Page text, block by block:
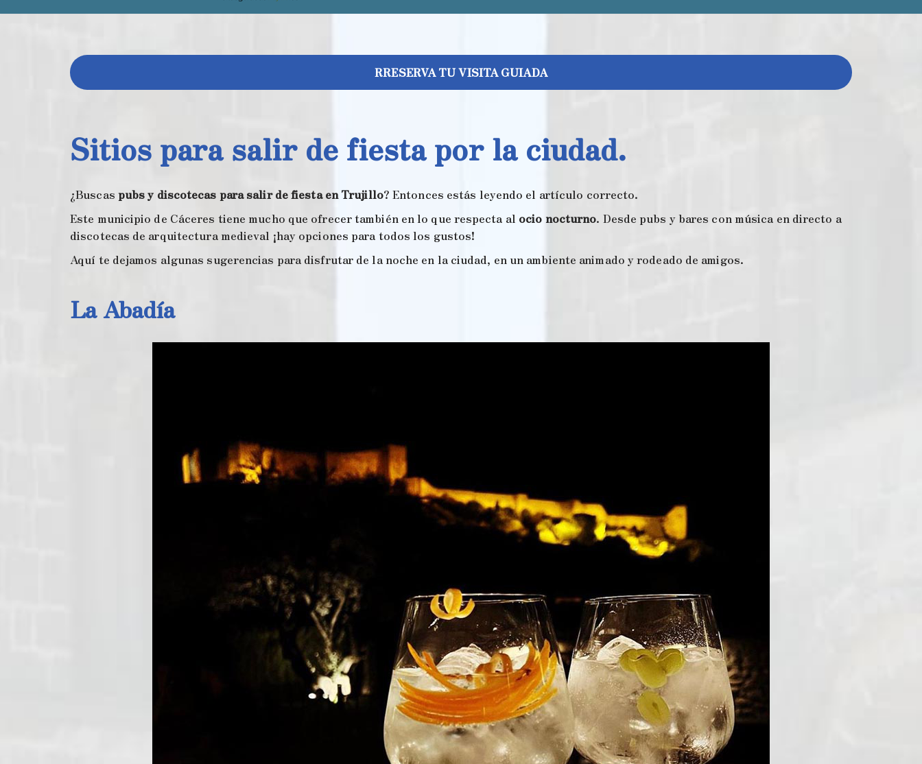
contenido
RRESERVA TU VISITA GUIADA
Sitios para salir de fiesta por la ciudad.
¿Buscas pubs y discotecas para salir de fiesta en Trujillo? Entonces estás leyendo el artículo correcto.
Este municipio de Cáceres tiene mucho que ofrecer también en lo que respecta al ocio nocturno. Desde pubs y bares con música en directo a
discotecas de arquitectura medieval ¡hay opciones para todos los gustos!
Aquí te dejamos algunas sugerencias para disfrutar de la noche en la ciudad, en un ambiente animado y rodeado de amigos.
La Abadía